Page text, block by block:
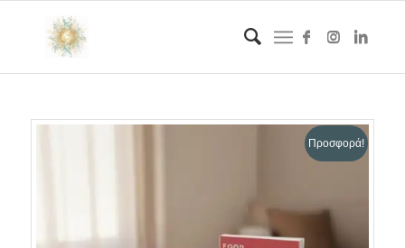
Προσφορά!